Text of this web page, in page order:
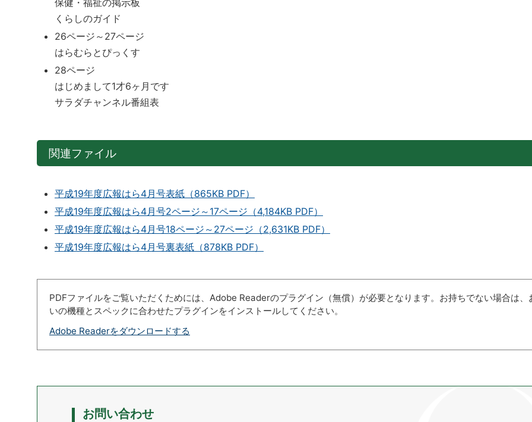
保健・福祉の掲示板
くらしのガイド
26ページ～27ページ
はらむらとぴっくす
28ページ
はじめまして1才6ヶ月です
サラダチャンネル番組表
関連ファイル
平成19年度広報はら4月号表紙（865KB PDF）
平成19年度広報はら4月号2ページ～17ページ（4,184KB PDF）
平成19年度広報はら4月号18ページ～27ページ（2,631KB PDF）
平成19年度広報はら4月号裏表紙（878KB PDF）
PDFファイルをご覧いただくためには、Adobe Readerのプラグイン（無償）が必要となります。お持ちでない場合は、
いの機種とスペックに合わせたプラグインをインストールしてください。
Adobe Readerをダウンロードする
お問い合わせ